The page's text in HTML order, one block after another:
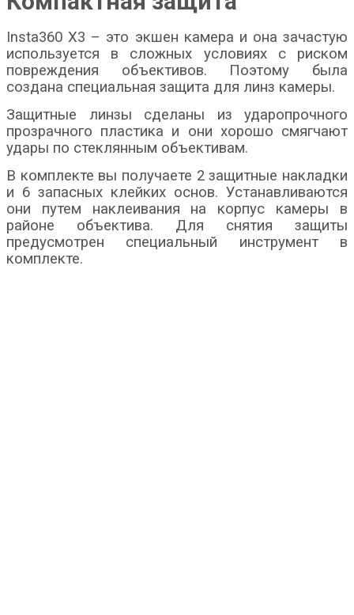
Insta360 X3 – это экшен камера и она зачастую
используется в сложных условиях с риском
повреждения объективов. Поэтому была
создана специальная защита для линз камеры.
Защитные линзы сделаны из ударопрочного
прозрачного пластика и они хорошо смягчают
удары по стеклянным объективам.
В комплекте вы получаете 2 защитные накладки
и 6 запасных клейких основ. Устанавливаются
они путем наклеивания на корпус камеры в
районе объектива. Для снятия защиты
предусмотрен специальный инструмент в
комплекте.